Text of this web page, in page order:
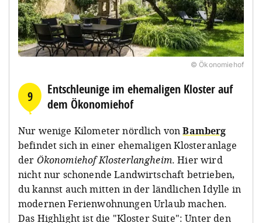
© Ökonomiehof
9
Entschleunige im ehemaligen Kloster auf
dem Ökonomiehof
Nur wenige Kilometer nördlich vonBamberg
befindet sich in einer ehemaligen Klosteranlage
der Ökonomiehof Klosterlangheim. Hier wird
nicht nur schonende Landwirtschaft betrieben,
du kannst auch mitten in der ländlichen Idylle in
modernen Ferienwohnungen Urlaub machen.
Das Highlight ist die "Kloster Suite": Unter den